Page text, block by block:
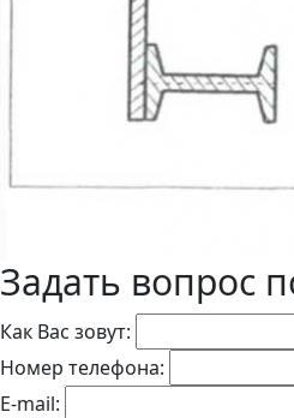
Задать вопрос
Как Вас зовут:
Номер телефона:
E-mail: